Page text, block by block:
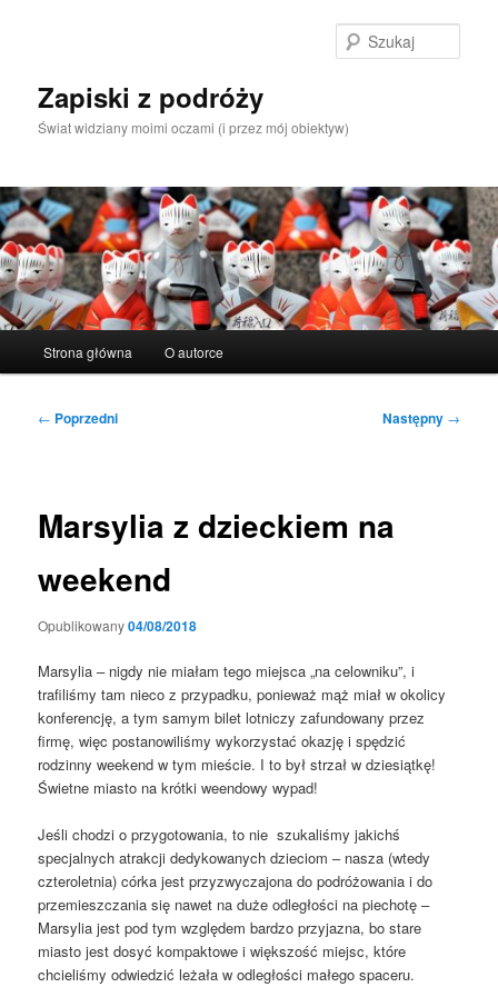
Zapiski z podróży
Świat widziany moimi oczami (i przez mój obiektyw)
Strona główna O autorce
Nawigacja
← Poprzedni Następny →
Marsylia z dzieckiem na
weekend
Opublikowany04/08/2018
Marsylia – nigdy nie miałam tego miejsca „na celowniku”, i
trafiliśmy tam nieco z przypadku, ponieważ mąż miał w okolicy
konferencję, a tym samym bilet lotniczy zafundowany przez
firmę, więc postanowiliśmy wykorzystać okazję i spędzić
rodzinny weekend w tym mieście. I to był strzał w dziesiątkę!
Świetne miasto na krótki weendowy wypad!
Jeśli chodzi o przygotowania, to nie szukaliśmy jakichś
specjalnych atrakcji dedykowanych dzieciom – nasza (wtedy
czteroletnia) córka jest przyzwyczajona do podróżowania i do
przemieszczania się nawet na duże odległości na piechotę –
Marsylia jest pod tym względem bardzo przyjazna, bo stare
miasto jest dosyć kompaktowe i większość miejsc, które
chcieliśmy odwiedzić leżała w odległości małego spaceru.